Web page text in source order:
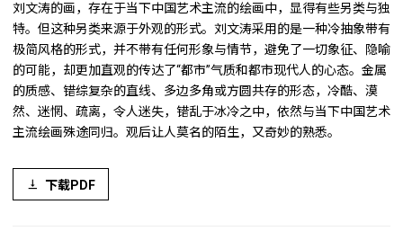
刘文涛的画，存在于当下中国艺术主流的绘画中，显得有些另类与独
特。但这种另类来源于外观的形式。刘文涛采用的是一种冷抽象带有
极简风格的形式，并不带有任何形象与情节，避免了一切象征、隐喻
的可能，却更加直观的传达了“都市”气质和都市现代人的心态。金属
的质感、错综复杂的直线、多边多角或方圆共存的形态，冷酷、漠
然、迷惘、疏离，令人迷失，错乱于冰冷之中，依然与当下中国艺术
主流绘画殊途同归。观后让人莫名的陌生，又奇妙的熟悉。
下载PDF